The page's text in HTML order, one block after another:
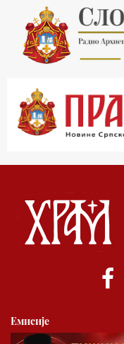
21.03 Врлинослов
22.03 Црквена
23.00 Питања и
00.03 Црквена
01.03 Живе речи -
*најважније вести
Емисије